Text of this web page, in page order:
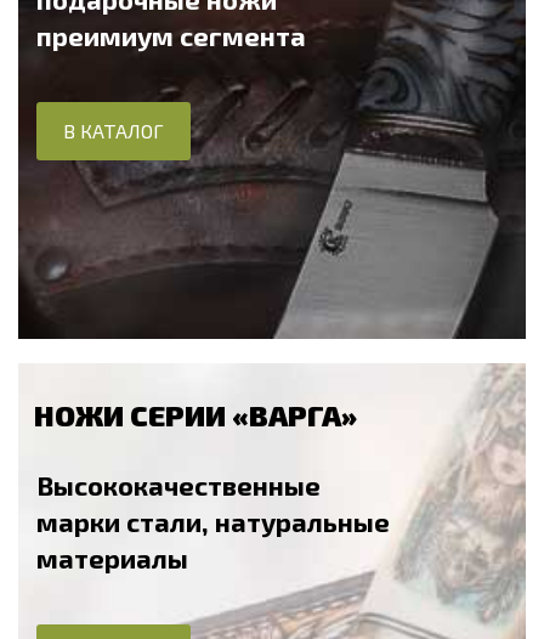
преимиум сегмента
В КАТАЛОГ
НОЖИ СЕРИИ «ВАРГА»
Высококачественные
марки стали, натуральные
материалы